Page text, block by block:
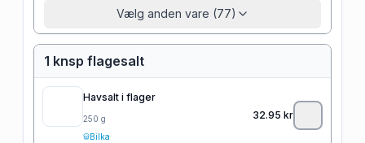
Vælg anden vare (77)
1 knsp flagesalt
Havsalt i flager
250 g
Bilka
32.95 kr